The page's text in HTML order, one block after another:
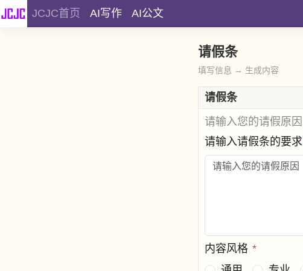
JCJC首页 AI写作 AI公文
请假条
填写信息 → 生成内容
请假条
请输入您的请假原因
请输入请假条的要求
内容风格 *